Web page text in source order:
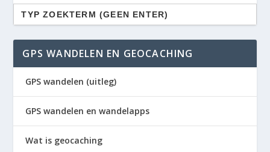
Zoek
naar:
GPS WANDELEN EN GEOCACHING
GPS wandelen (uitleg)
GPS wandelen en wandelapps
Wat is geocaching